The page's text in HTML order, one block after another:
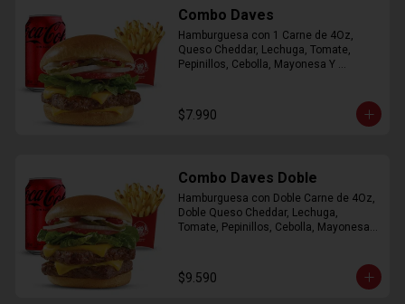
Combo Daves
Hamburguesa con 1 Carne de 4Oz,
Queso Cheddar, Lechuga, Tomate,
Pepinillos, Cebolla, Mayonesa Y
$7.990
Combo Daves Doble
Hamburguesa con Doble Carne de 4Oz,
Doble Queso Cheddar, Lechuga,
Tomate, Pepinillos, Cebolla, Mayonesa y
$9.590